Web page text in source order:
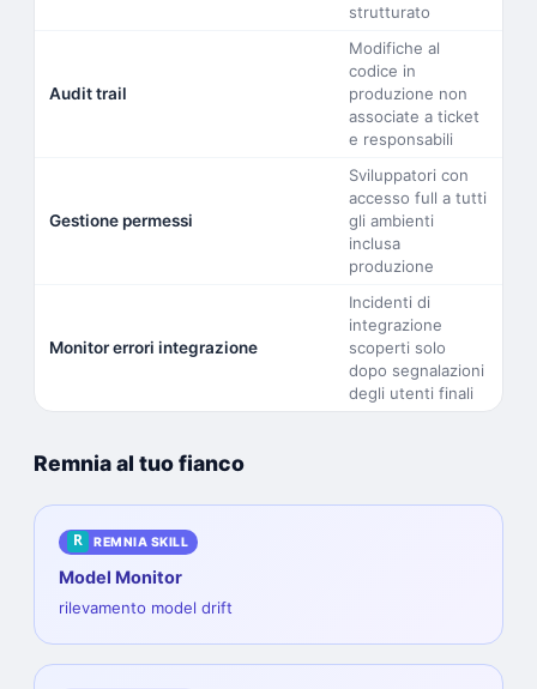
strutturato
Audit trail
Modifiche al
codice in
produzione non
associate a ticket
e responsabili
Gestione permessi
Sviluppatori con
accesso full a tutti
gli ambienti
inclusa
produzione
Monitor errori integrazione
Incidenti di
integrazione
scoperti solo
dopo segnalazioni
degli utenti finali
Remnia al tuo fianco
R REMNIA SKILL
Model Monitor
rilevamento model drift